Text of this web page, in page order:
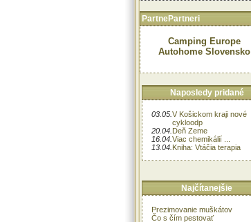
PartnePartneri
Camping Europe
Autohome Slovensko
Naposledy pridané
03.05. V Košickom kraji nové
cykloodp
20.04. Deň Zeme
16.04. Viac chemikálií ...
13.04. Kniha: Vtáčia terapia
Najčítanejšie
Prezimovanie muškátov
Čo s čím pestovať